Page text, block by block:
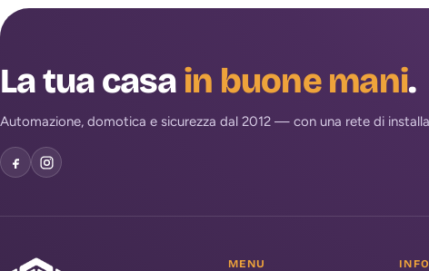
La tua casa in buone mani.
Automazione, domotica e sicurezza dal 2012 — con una rete di
MENU INFO